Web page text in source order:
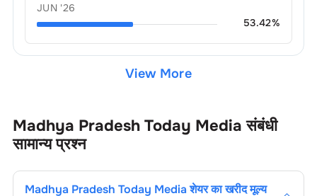
JUN '26
53.42%
View More
Madhya Pradesh Today Media संबंधी
सामान्य प्रश्न
Madhya Pradesh Today Mediaशेयर का खरीद मूल्य